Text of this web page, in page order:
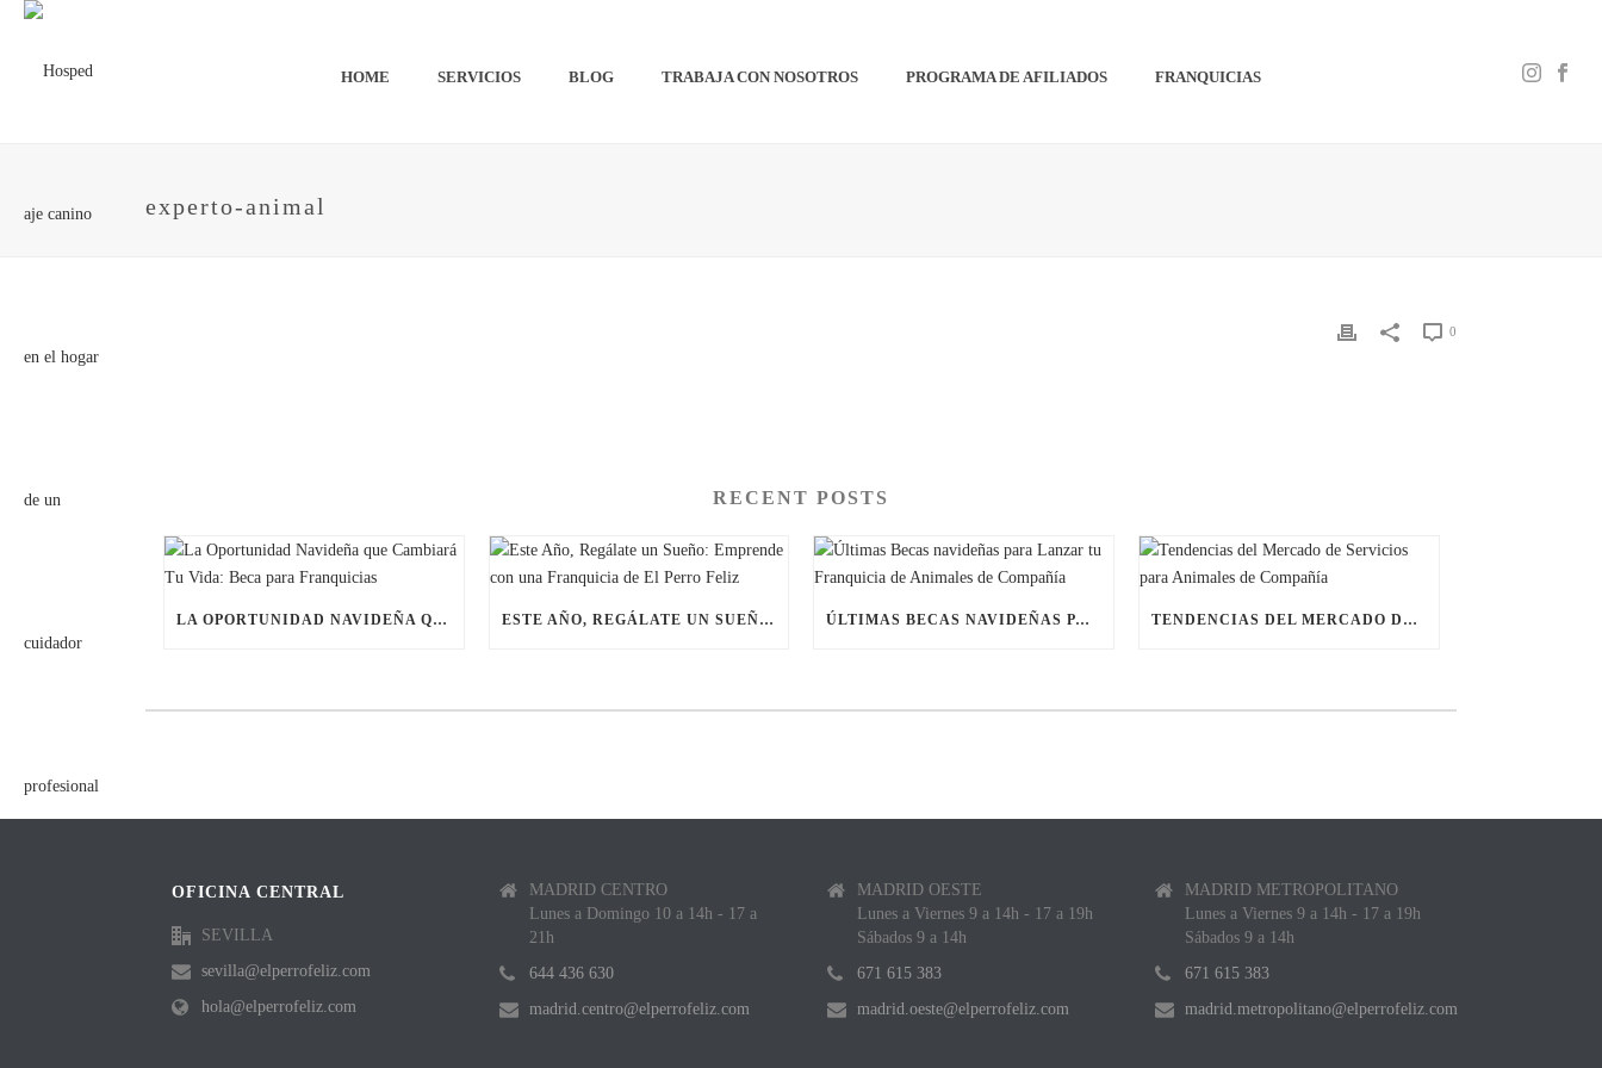
HOME SERVICIOS BLOG TRABAJA CON NOSOTROS PROGRAMA DE AFILIADOS FRANQUICIAS
experto-animal
0
RECENT POSTS
LA OPORTUNIDAD NAVIDEÑA QUE CAMBIARÁ TU VIDA: BECA PARA FRANQUICIAS ESTE AÑO, REGÁLATE UN SUEÑO: EMPRENDE CON UNA FRANQUICIA DE EL PERRO FELIZ ÚLTIMAS BECAS NAVIDEÑAS PARA LANZAR TU FRANQUICIA DE ANIMALES DE COMPAÑÍA TENDENCIAS DEL MERCADO DE SERVICIOS PARA ANIMALES DE COMPAÑÍA
OFICINA CENTRAL
SEVILLA
sevilla@elperrofeliz.com
hola@elperrofeliz.com
MADRID CENTRO
Lunes a Domingo 10 a 14h - 17 a
21h
644 436 630
madrid.centro@elperrofeliz.com
MADRID OESTE
Lunes a Viernes 9 a 14h - 17 a 19h
Sábados 9 a 14h
671 615 383
madrid.oeste@elperrofeliz.com
MADRID METROPOLITANO
Lunes a Viernes 9 a 14h - 17 a 19h
Sábados 9 a 14h
671 615 383
madrid.metropolitano@elperrofeliz.com